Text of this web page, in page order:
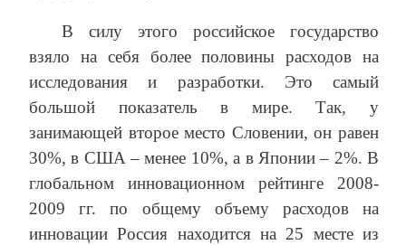
В силу этого российское государство
взяло на себя более половины расходов на
исследования и разработки. Это самый
большой показатель в мире. Так, у
занимающей второе место Словении, он равен
30%, в США – менее 10%, а в Японии – 2%. В
глобальном инновационном рейтинге 2008-
2009 гг. по общему объему расходов на
инновации Россия находится на 25 месте из